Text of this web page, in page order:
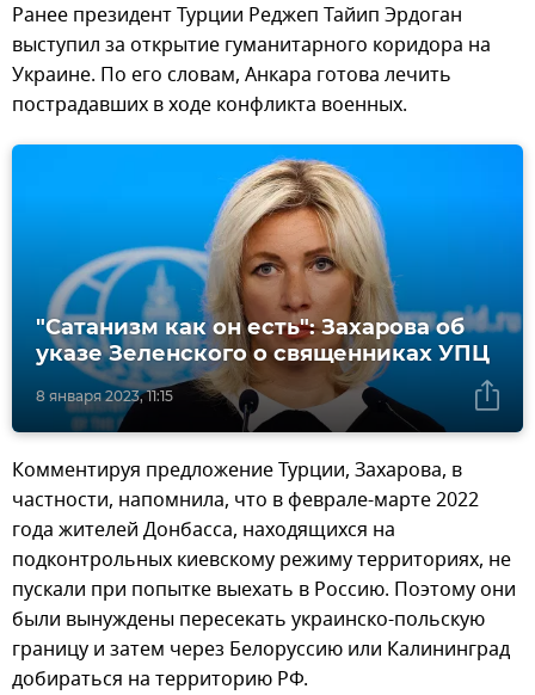
Ранее президент Турции Реджеп Тайип Эрдоган
выступил за открытие гуманитарного коридора на
Украине. По его словам, Анкара готова лечить
пострадавших в ходе конфликта военных.
8 января 2023, 11:15
"Сатанизм как он есть": Захарова об
указе Зеленского о священниках УПЦ
Комментируя предложение Турции, Захарова, в
частности, напомнила, что в феврале-марте 2022
года жителей Донбасса, находящихся на
подконтрольных киевскому режиму территориях, не
пускали при попытке выехать в Россию. Поэтому они
были вынуждены пересекать украинско-польскую
границу и затем через Белоруссию или Калининград
добираться на территорию РФ.